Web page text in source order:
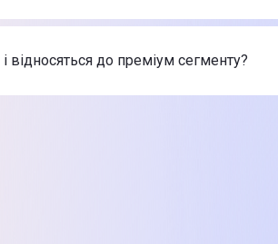
Black (EU)- 56 999 ₴
- 66 999 ₴
Black (EU)- 56 999 ₴
відносяться до преміум сегменту?